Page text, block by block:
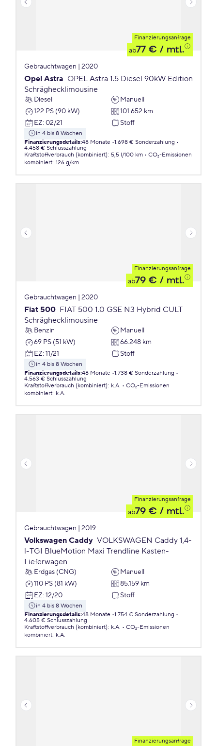
Finanzierungsanfrage
ab77 € / mtl.
Gebrauchtwagen | 2020
Opel Astra OPEL Astra 1.5 Diesel 90kW Edition
Schräghecklimousine
Diesel
Manuell
122 PS (90 kW)
101.652 km
EZ: 02/21 Stoff
in 4 bis 8 Wochen
Finanzierungsdetails:48 Monate 1.698 € Sonderzahlung
4.458 € Schlusszahlung
Kraftstoffverbrauch (kombiniert): 5,5 l/100 km
CO₂-Emissionen
kombiniert: 126 g/km
Finanzierungsanfrage
ab79 € / mtl.
Gebrauchtwagen | 2020
Fiat 500 FIAT 500 1.0 GSE N3 Hybrid CULT
Schräghecklimousine
Benzin
Manuell
69 PS (51 kW)
66.248 km
EZ: 11/21 Stoff
in 4 bis 8 Wochen
Finanzierungsdetails:48 Monate 1.738 € Sonderzahlung
4.563 € Schlusszahlung
Kraftstoffverbrauch (kombiniert): k.A.
CO₂-Emissionen
kombiniert: k.A.
Finanzierungsanfrage
ab79 € / mtl.
Gebrauchtwagen | 2019
Volkswagen Caddy VOLKSWAGEN Caddy 1,4-
l-TGI BlueMotion Maxi Trendline Kasten-
Lieferwagen
Erdgas (CNG)
Manuell
110 PS (81 kW)
85.159 km
EZ: 12/20 Stoff
in 4 bis 8 Wochen
Finanzierungsdetails:48 Monate 1.754 € Sonderzahlung
4.605 € Schlusszahlung
Kraftstoffverbrauch (kombiniert): k.A.
CO₂-Emissionen
kombiniert: k.A.
Finanzierungsanfrage